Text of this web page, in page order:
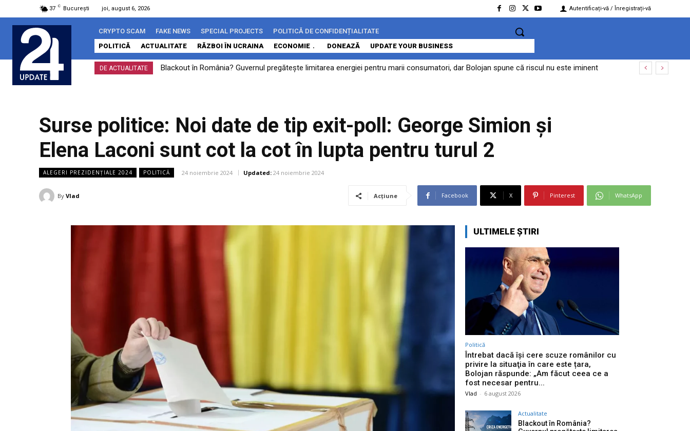
37 C București joi, august 6, 2026 Autentificați-vă / Înregistrați-vă
CRYPTO SCAM FAKE NEWS SPECIAL PROJECTS
POLITICĂ DE CONFIDENȚIALITATE
POLITICĂ
ACTUALITATE RĂZBOI ÎN UCRAINA ECONOMIE DONEAZĂ UPDATE YOUR BUSINESS
DE ACTUALITATE Blackout în România? Guvernul pregătește limitarea energiei pentru marii consumatori, dar Bolojan spune că riscul nu este iminent
Diana Șoșoacă, vizată de un denunț penal pentru trădare. Sesizarea invocă legături cu oficiali ruși și declarații pro-Kremlin
Surse politice: Noi date de tip exit-poll: George Simion și
Elena Laconi sunt cot la cot în lupta pentru turul 2
ALEGERI PREZIDENȚIALE 2024 POLITICĂ 24 noiembrie 2024 Updated: 24 noiembrie 2024
By Vlad Acțiune Facebook X Pinterest WhatsApp
ULTIMELE ȘTIRI
Politică
Întrebat dacă își cere scuze românilor cu
privire la situaţia în care este țara,
Bolojan răspunde: „Am făcut ceea ce a
fost necesar pentru...
Vlad - 6 august 2026
Actualitate
Blackout în România?